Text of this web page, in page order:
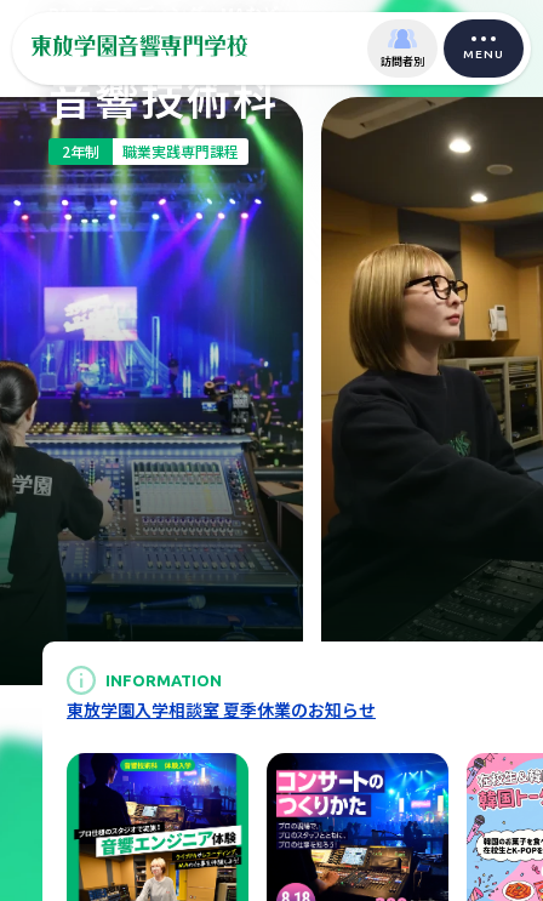
訪問者別 MENU
音響分野で活躍するエンジニアを育成
音響技術科
2年制 職業実践専門課程
INFORMATION
東放学園入学相談室 夏季休業のお知らせ